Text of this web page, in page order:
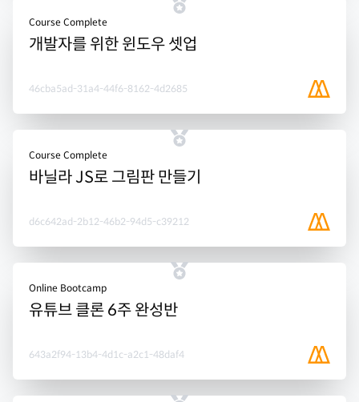
Course Complete
개발자를 위한 윈도우 셋업
46cba5ad-31a4-44f6-8162-4d2685
Course Complete
바닐라 JS로 그림판 만들기
d6c642ad-2b12-46b2-94d5-c39212
Online Bootcamp
유튜브 클론 6주 완성반
643a2f94-13b4-4d1c-a2c1-48daf4